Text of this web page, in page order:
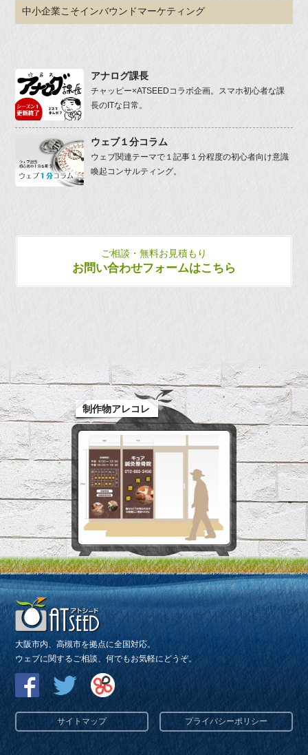
中小企業こそインバウンドマーケティング
アナログ課長
チャッピー×ATSEEDコラボ企画。スマホ初心者な課
長のITな日常。
ウェブ１分コラム
ウェブ関連テーマで１記事１分程度の初心者向け意識
喚起コンサルティング。
ご相談・無料お見積もり
お問い合わせフォームはこちら
制作物アレコレ
大阪市内、高槻市を拠点に全国対応。
ウェブに関するご相談、何でもお気軽にどうぞ。
サイトマップ プライバシーポリシー